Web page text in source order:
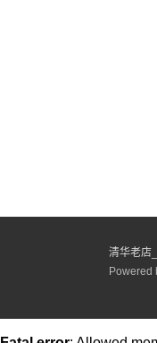
清华老店
Powered